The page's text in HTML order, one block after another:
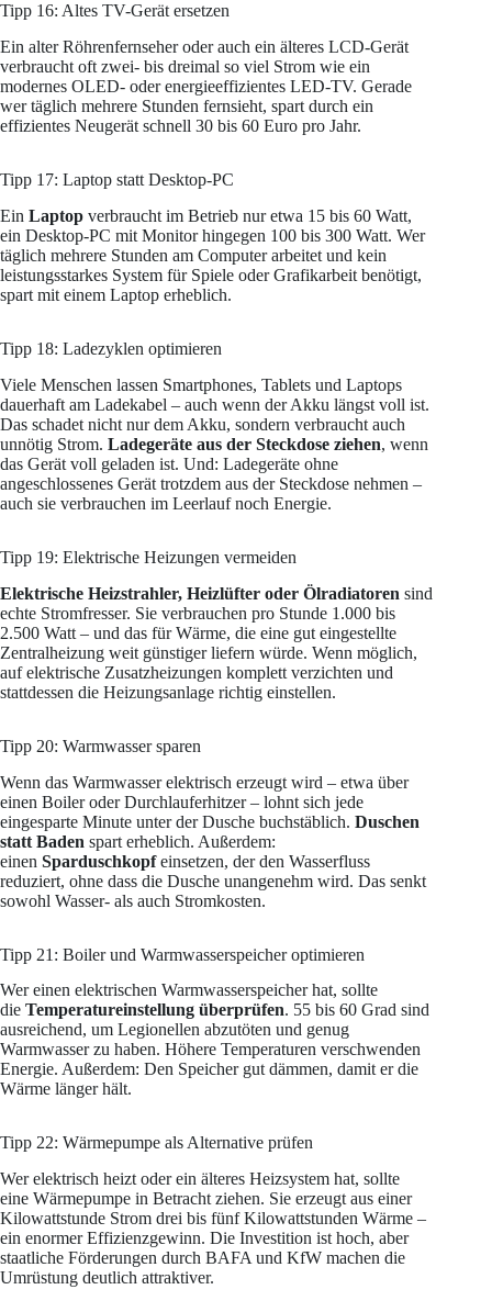
Tipp 16: Altes TV-Gerät ersetzen
Ein alter Röhrenfernseher oder auch ein älteres LCD-Gerät
verbraucht oft zwei- bis dreimal so viel Strom wie ein
modernes OLED- oder energieeffizientes LED-TV. Gerade
wer täglich mehrere Stunden fernsieht, spart durch ein
effizientes Neugerät schnell 30 bis 60 Euro pro Jahr.
Tipp 17: Laptop statt Desktop-PC
Ein Laptop verbraucht im Betrieb nur etwa 15 bis 60 Watt,
ein Desktop-PC mit Monitor hingegen 100 bis 300 Watt. Wer
täglich mehrere Stunden am Computer arbeitet und kein
leistungsstarkes System für Spiele oder Grafikarbeit benötigt,
spart mit einem Laptop erheblich.
Tipp 18: Ladezyklen optimieren
Viele Menschen lassen Smartphones, Tablets und Laptops
dauerhaft am Ladekabel – auch wenn der Akku längst voll ist.
Das schadet nicht nur dem Akku, sondern verbraucht auch
unnötig Strom. Ladegeräte aus der Steckdose ziehen, wenn
das Gerät voll geladen ist. Und: Ladegeräte ohne
angeschlossenes Gerät trotzdem aus der Steckdose nehmen –
auch sie verbrauchen im Leerlauf noch Energie.
Tipp 19: Elektrische Heizungen vermeiden
Elektrische Heizstrahler, Heizlüfter oder Ölradiatoren sind
echte Stromfresser. Sie verbrauchen pro Stunde 1.000 bis
2.500 Watt – und das für Wärme, die eine gut eingestellte
Zentralheizung weit günstiger liefern würde. Wenn möglich,
auf elektrische Zusatzheizungen komplett verzichten und
stattdessen die Heizungsanlage richtig einstellen.
Tipp 20: Warmwasser sparen
Wenn das Warmwasser elektrisch erzeugt wird – etwa über
einen Boiler oder Durchlauferhitzer – lohnt sich jede
eingesparte Minute unter der Dusche buchstäblich. Duschen
statt Baden spart erheblich. Außerdem:
einen Sparduschkopfeinsetzen, der den Wasserfluss
reduziert, ohne dass die Dusche unangenehm wird. Das senkt
sowohl Wasser- als auch Stromkosten.
Tipp 21: Boiler und Warmwasserspeicher optimieren
Wer einen elektrischen Warmwasserspeicher hat, sollte
die Temperatureinstellung überprüfen. 55 bis 60 Grad sind
ausreichend, um Legionellen abzutöten und genug
Warmwasser zu haben. Höhere Temperaturen verschwenden
Energie. Außerdem: Den Speicher gut dämmen, damit er die
Wärme länger hält.
Tipp 22: Wärmepumpe als Alternative prüfen
Wer elektrisch heizt oder ein älteres Heizsystem hat, sollte
eine Wärmepumpe in Betracht ziehen. Sie erzeugt aus einer
Kilowattstunde Strom drei bis fünf Kilowattstunden Wärme –
ein enormer Effizienzgewinn. Die Investition ist hoch, aber
staatliche Förderungen durch BAFA und KfW machen die
Umrüstung deutlich attraktiver.